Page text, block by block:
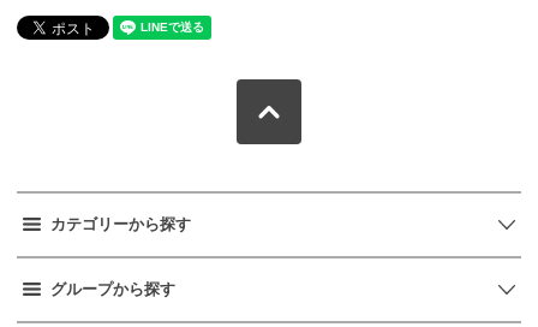
カテゴリーから探す
グループから探す